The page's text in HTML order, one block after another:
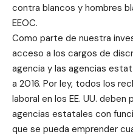
contra blancos y hombres
EEOC.
Como parte de nuestra
acceso a los cargos de
agencia y las agencias
a 2016. Por ley, todos los
laboral en los EE. UU.
agencias estatales con
que se pueda emprender